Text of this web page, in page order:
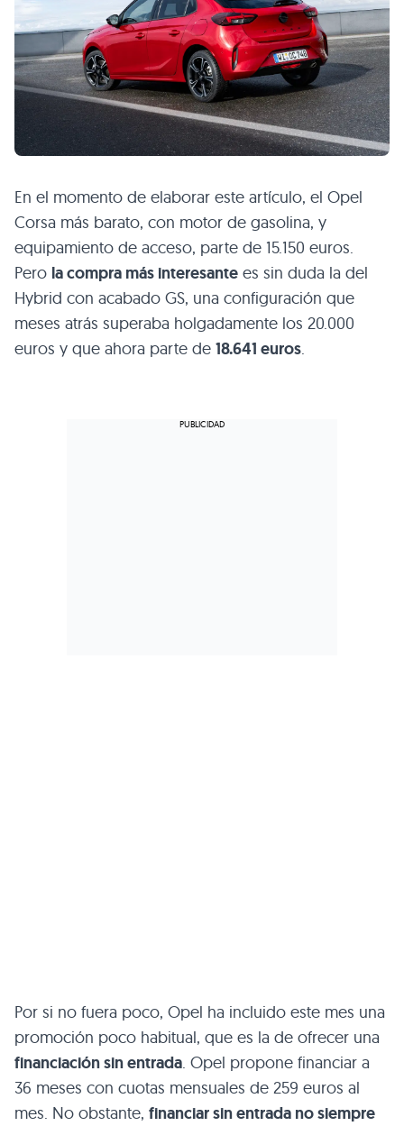
En el momento de elaborar este artículo, el Opel
Corsa más barato, con motor de gasolina, y
equipamiento de acceso, parte de 15.150 euros.
Pero la compra más interesante es sin duda la del
Hybrid con acabado GS, una configuración que
meses atrás superaba holgadamente los 20.000
euros y que ahora parte de 18.641 euros.
Por si no fuera poco, Opel ha incluido este mes una
promoción poco habitual, que es la de ofrecer una
financiación sin entrada. Opel propone financiar a
36 meses con cuotas mensuales de 259 euros al
mes. No obstante, financiar sin entrada no siempre